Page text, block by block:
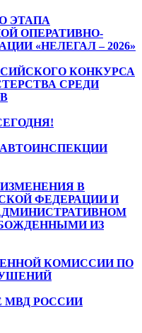
ЭТАПА
ОПЕРАТИВНО-
«НЕЛЕГАЛ – 2026»
КОНКУРСА
СРЕДИ
В
ФЕДЕРАЦИИ И
ИЗ
КОМИССИИ ПО
МВД РОССИИ